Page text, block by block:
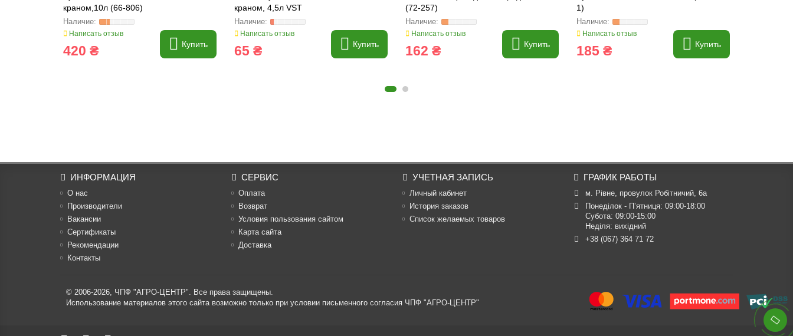
краном,10л (66-806)
Написать отзыв
420 ₴ Купить
краном, 4,5л VST
Написать отзыв
65 ₴ Купить
(72-257)
Написать отзыв
162 ₴ Купить
1)
Написать отзыв
185 ₴ Купить
ИНФОРМАЦИЯ
О нас
Производители
Вакансии
Cертификаты
Рекомендации
Контакты
СЕРВИС
Оплата
Возврат
Условия пользования сайтом
Карта сайта
Доставка
УЧЕТНАЯ ЗАПИСЬ
Личный кабинет
История заказов
Список желаемых товаров
ГРАФИК РАБОТЫ
м. Рівне, провулок Робітничий, 6а
Понеділок - П’ятниця: 09:00-18:00
Субота: 09:00-15:00
Неділя: вихідний
+38 (067) 364 71 72
© 2006-2026, ЧПФ "АГРО-ЦЕНТР". Все права защищены.
Использование материалов этого сайта возможно только при условии письменного согласия ЧПФ "АГРО-ЦЕНТР"